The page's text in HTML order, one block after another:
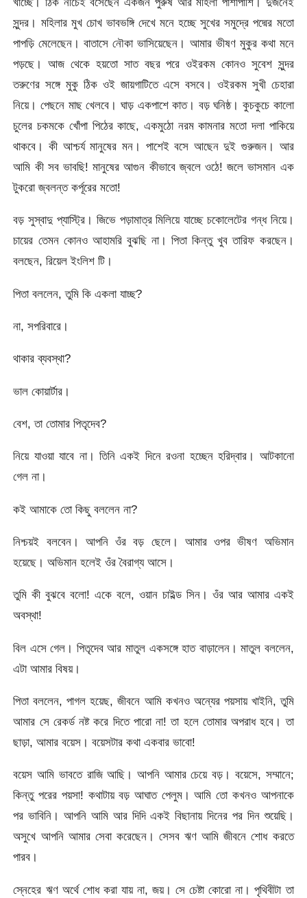
সুন্দর। মহিলার মুখ চোখ ভাবভঙ্গি দেখে মনে হচ্ছে সুখের সমুদ্রে পদ্মের মতো
পাপড়ি মেলেছেন। বাতাসে নৌকা ভাসিয়েছেন। আমার ভীষণ মুকুর কথা মনে
পড়ছে। আজ থেকে হয়তো সাত বছর পরে ওইরকম কোনও সুবেশ সুন্দর
তরুণের সঙ্গে মুকু ঠিক ওই জায়গাটিতে এসে বসবে। ওইরকম সুখী চেহারা
নিয়ে। পেছনে মাছ খেলবে। ঘাড় একপাশে কাত। বড় ঘনিষ্ঠ। কুচকুচে কালো
চুলের চকমকে খোঁপা পিঠের কাছে, একমুঠো নরম কামনার মতো দলা পাকিয়ে
থাকবে। কী আশ্চর্য মানুষের মন। পাশেই বসে আছেন দুই গুরুজন। আর
আমি কী সব ভাবছি! মানুষের আগুন কীভাবে জ্বলে ওঠে! জলে ভাসমান এক
টুকরো জ্বলন্ত কর্পূরের মতো!
বড় সুস্বাদু প্যাস্ট্রি। জিভে পড়ামাত্র মিলিয়ে যাচ্ছে চকোলেটের গন্ধ নিয়ে।
চায়ের তেমন কোনও আহামরি বুঝছি না। পিতা কিন্তু খুব তারিফ করছেন।
বলছেন, রিয়েল ইংলিশ টি।
পিতা বললেন, তুমি কি একলা যাচ্ছ?
না, সপরিবারে।
থাকার ব্যবস্থা?
ভাল কোয়ার্টার।
বেশ, তা তোমার পিতৃদেব?
নিয়ে যাওয়া যাবে না। তিনি একই দিনে রওনা হচ্ছেন হরিদ্বার। আটকানো
গেল না।
কই আমাকে তো কিছু বললেন না?
নিশ্চয়ই বলবেন। আপনি ওঁর বড় ছেলে। আমার ওপর ভীষণ অভিমান
হয়েছে। অভিমান হলেই ওঁর বৈরাগ্য আসে।
তুমি কী বুঝবে বলো! একে বলে, ওয়ান চাইল্ড সিন। ওঁর আর আমার একই
অবস্থা!
বিল এসে গেল। পিতৃদেব আর মাতুল একসঙ্গে হাত বাড়ালেন। মাতুল বললেন,
এটা আমার বিষয়।
পিতা বললেন, পাগল হয়েছ, জীবনে আমি কখনও অন্যের পয়সায় খাইনি, তুমি
আমার সে রেকর্ড নষ্ট করে দিতে পারো না! তা হলে তোমার অপরাধ হবে। তা
ছাড়া, আমার বয়েস। বয়েসটার কথা একবার ভাবো!
বয়েস আমি ভাবতে রাজি আছি। আপনি আমার চেয়ে বড়। বয়েসে, সম্মানে;
কিন্তু পরের পয়সা! কথাটায় বড় আঘাত পেলুম। আমি তো কখনও আপনাকে
পর ভাবিনি। আপনি আমি আর দিদি একই বিছানায় দিনের পর দিন শুয়েছি।
অসুখে আপনি আমার সেবা করেছেন। সেসব ঋণ আমি জীবনে শোধ করতে
পারব।
স্নেহের ঋণ অর্থে শোধ করা যায় না, জয়। সে চেষ্টা কোরো না। পৃথিবীটা তা